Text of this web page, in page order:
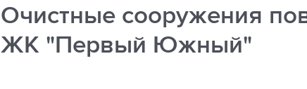
Очистные сооружения
ЖК "Первый Южный"